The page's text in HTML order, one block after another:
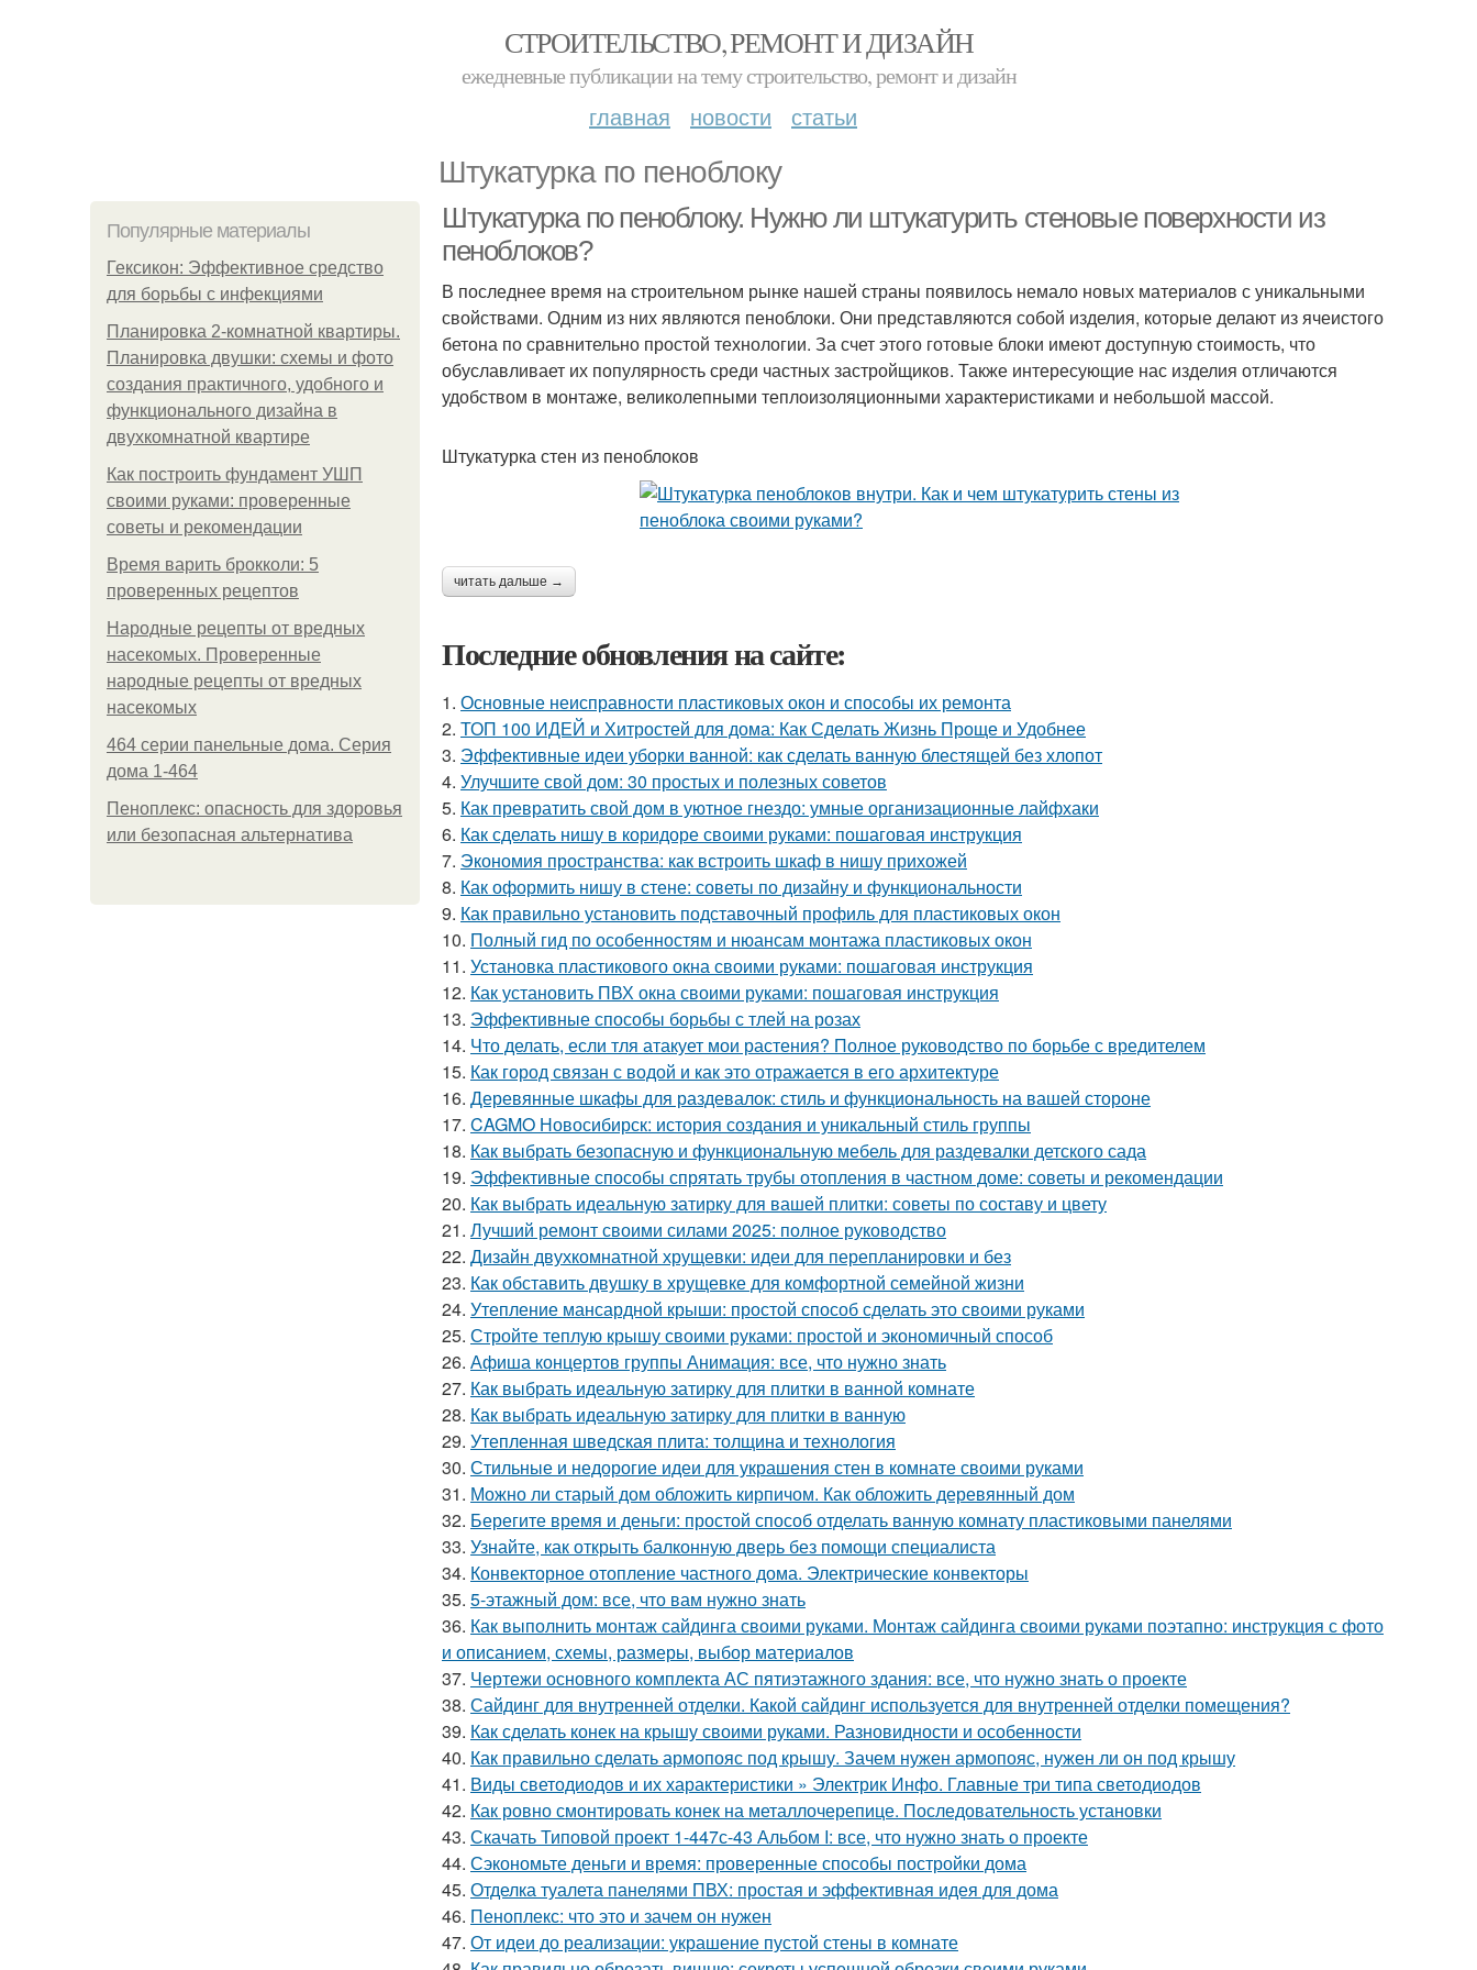
СТРОИТЕЛЬСТВО, РЕМОНТ И ДИЗАЙН
ежедневные публикации на тему строительство, ремонт и дизайн
главная новости статьи
Штукатурка по пеноблоку
Популярные материалы
Гексикон: Эффективное средство
для борьбы с инфекциями
Планировка 2-комнатной квартиры.
Планировка двушки: схемы и фото
создания практичного, удобного и
функционального дизайна в
двухкомнатной квартире
Как построить фундамент УШП
своими руками: проверенные
советы и рекомендации
Время варить брокколи: 5
проверенных рецептов
Народные рецепты от вредных
насекомых. Проверенные
народные рецепты от вредных
насекомых
464 серии панельные дома. Серия
дома 1-464
Пеноплекс: опасность для здоровья
или безопасная альтернатива
Штукатурка по пеноблоку. Нужно ли штукатурить стеновые поверхности из
пеноблоков?
В последнее время на строительном рынке нашей страны появилось немало новых материалов с уникальными
свойствами. Одним из них являются пеноблоки. Они представляются собой изделия, которые делают из ячеистого
бетона по сравнительно простой технологии. За счет этого готовые блоки имеют доступную стоимость, что
обуславливает их популярность среди частных застройщиков. Также интересующие нас изделия отличаются
удобством в монтаже, великолепными теплоизоляционными характеристиками и небольшой массой.
Штукатурка стен из пеноблоков
читать дальше →
Последние обновления на сайте:
1. Основные неисправности пластиковых окон и способы их ремонта
2. ТОП 100 ИДЕЙ и Хитростей для дома: Как Сделать Жизнь Проще и Удобнее
3. Эффективные идеи уборки ванной: как сделать ванную блестящей без хлопот
4. Улучшите свой дом: 30 простых и полезных советов
5. Как превратить свой дом в уютное гнездо: умные организационные лайфхаки
6. Как сделать нишу в коридоре своими руками: пошаговая инструкция
7. Экономия пространства: как встроить шкаф в нишу прихожей
8. Как оформить нишу в стене: советы по дизайну и функциональности
9. Как правильно установить подставочный профиль для пластиковых окон
10. Полный гид по особенностям и нюансам монтажа пластиковых окон
11. Установка пластикового окна своими руками: пошаговая инструкция
12. Как установить ПВХ окна своими руками: пошаговая инструкция
13. Эффективные способы борьбы с тлей на розах
14. Что делать, если тля атакует мои растения? Полное руководство по борьбе с вредителем
15. Как город связан с водой и как это отражается в его архитектуре
16. Деревянные шкафы для раздевалок: стиль и функциональность на вашей стороне
17. CAGMO Новосибирск: история создания и уникальный стиль группы
18. Как выбрать безопасную и функциональную мебель для раздевалки детского сада
19. Эффективные способы спрятать трубы отопления в частном доме: советы и рекомендации
20. Как выбрать идеальную затирку для вашей плитки: советы по составу и цвету
21. Лучший ремонт своими силами 2025: полное руководство
22. Дизайн двухкомнатной хрущевки: идеи для перепланировки и без
23. Как обставить двушку в хрущевке для комфортной семейной жизни
24. Утепление мансардной крыши: простой способ сделать это своими руками
25. Стройте теплую крышу своими руками: простой и экономичный способ
26. Афиша концертов группы Анимация: все, что нужно знать
27. Как выбрать идеальную затирку для плитки в ванной комнате
28. Как выбрать идеальную затирку для плитки в ванную
29. Утепленная шведская плита: толщина и технология
30. Стильные и недорогие идеи для украшения стен в комнате своими руками
31. Можно ли старый дом обложить кирпичом. Как обложить деревянный дом
32. Берегите время и деньги: простой способ отделать ванную комнату пластиковыми панелями
33. Узнайте, как открыть балконную дверь без помощи специалиста
34. Конвекторное отопление частного дома. Электрические конвекторы
35. 5-этажный дом: все, что вам нужно знать
36. Как выполнить монтаж сайдинга своими руками. Монтаж сайдинга своими руками поэтапно: инструкция с фото
и описанием, схемы, размеры, выбор материалов
37. Чертежи основного комплекта АС пятиэтажного здания: все, что нужно знать о проекте
38. Сайдинг для внутренней отделки. Какой сайдинг используется для внутренней отделки помещения?
39. Как сделать конек на крышу своими руками. Разновидности и особенности
40. Как правильно сделать армопояс под крышу. Зачем нужен армопояс, нужен ли он под крышу
41. Виды светодиодов и их характеристики » Электрик Инфо. Главные три типа светодиодов
42. Как ровно смонтировать конек на металлочерепице. Последовательность установки
43. Скачать Типовой проект 1-447с-43 Альбом I: все, что нужно знать о проекте
44. Сэкономьте деньги и время: проверенные способы постройки дома
45. Отделка туалета панелями ПВХ: простая и эффективная идея для дома
46. Пеноплекс: что это и зачем он нужен
47. От идеи до реализации: украшение пустой стены в комнате